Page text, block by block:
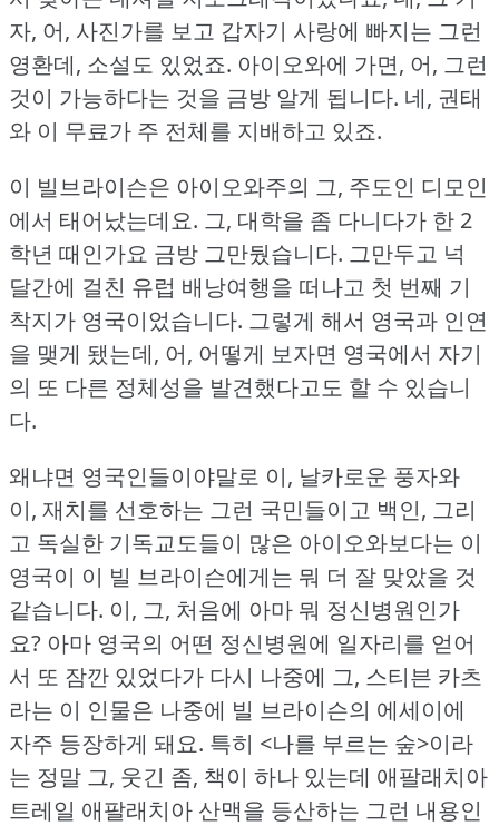
자, 어, 사진가를 보고 갑자기 사랑에 빠지는 그런
영환데, 소설도 있었죠. 아이오와에 가면, 어, 그런
것이 가능하다는 것을 금방 알게 됩니다. 네, 권태
와 이 무료가 주 전체를 지배하고 있죠.
이 빌브라이슨은 아이오와주의 그, 주도인 디모인
에서 태어났는데요. 그, 대학을 좀 다니다가 한 2
학년 때인가요 금방 그만뒀습니다. 그만두고 넉
달간에 걸친 유럽 배낭여행을 떠나고 첫 번째 기
착지가 영국이었습니다. 그렇게 해서 영국과 인연
을 맺게 됐는데, 어, 어떻게 보자면 영국에서 자기
의 또 다른 정체성을 발견했다고도 할 수 있습니
다.
왜냐면 영국인들이야말로 이, 날카로운 풍자와
이, 재치를 선호하는 그런 국민들이고 백인, 그리
고 독실한 기독교도들이 많은 아이오와보다는 이
영국이 이 빌 브라이슨에게는 뭐 더 잘 맞았을 것
같습니다. 이, 그, 처음에 아마 뭐 정신병원인가
요? 아마 영국의 어떤 정신병원에 일자리를 얻어
서 또 잠깐 있었다가 다시 나중에 그, 스티븐 카츠
라는 이 인물은 나중에 빌 브라이슨의 에세이에
자주 등장하게 돼요. 특히 <나를 부르는 숲>이라
는 정말 그, 웃긴 좀, 책이 하나 있는데 애팔래치아
트레일 애팔래치아 산맥을 등산하는 그런 내용인